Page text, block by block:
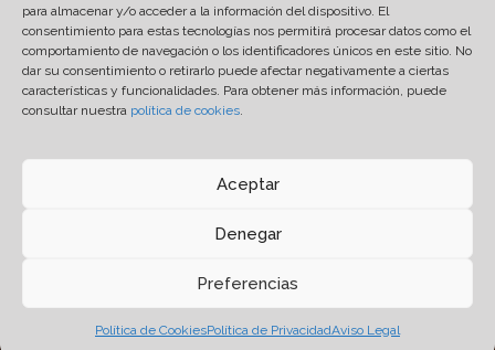
para almacenar y/o acceder a la información del dispositivo. El
consentimiento para estas tecnologías nos permitirá procesar datos como el
comportamiento de navegación o los identificadores únicos en este sitio. No
dar su consentimiento o retirarlo puede afectar negativamente a ciertas
características y funcionalidades. Para obtener más información, puede
consultar nuestra política de cookies.
Aceptar
Denegar
Preferencias
Política de CookiesPolítica de PrivacidadAviso Legal
Derechos Reservados.
- Desarrollo y Hosting
Política de Privacidad
Ambiente